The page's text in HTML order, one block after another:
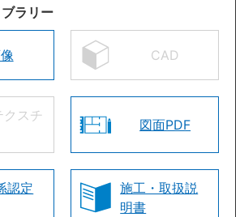
ラリー
CAD
クスチ
図面PDF
認定
施工・取扱説
明書